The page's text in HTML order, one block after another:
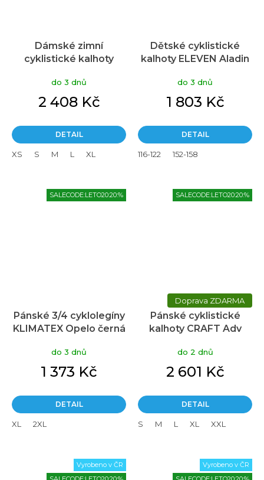
Dámské zimní
cyklistické kalhoty
do 3 dnů
2 408 Kč
DETAIL
XS S M L XL
Dětské cyklistické
kalhoty ELEVEN Aladin
do 3 dnů
1 803 Kč
DETAIL
116-122 152-158
SALECODE:LETO20:20:%
Pánské 3/4 cyklolegíny
KLIMATEX Opelo černá
do 3 dnů
1 373 Kč
DETAIL
XL 2XL
SALECODE:LETO20:20:%
ZDARMA
Pánské cyklistické
kalhoty CRAFT Adv
do 2 dnů
2 601 Kč
DETAIL
S M L XL XXL
Vyrobeno v ČR
Vyrobeno v ČR